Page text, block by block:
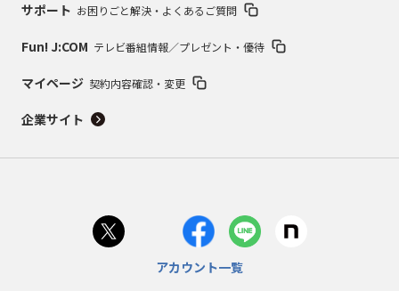
サポート お困りごと解決・よくあるご質問
Fun! J:COM テレビ番組情報／プレゼント・優待
マイページ 契約内容確認・変更
企業サイト
アカウント一覧